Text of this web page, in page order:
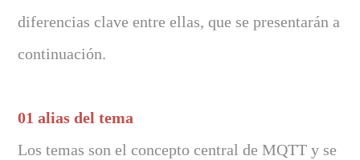
diferencias clave entre ellas, que se presentarán a
continuación.
01 alias del tema
Los temas son el concepto central de MQTT y se